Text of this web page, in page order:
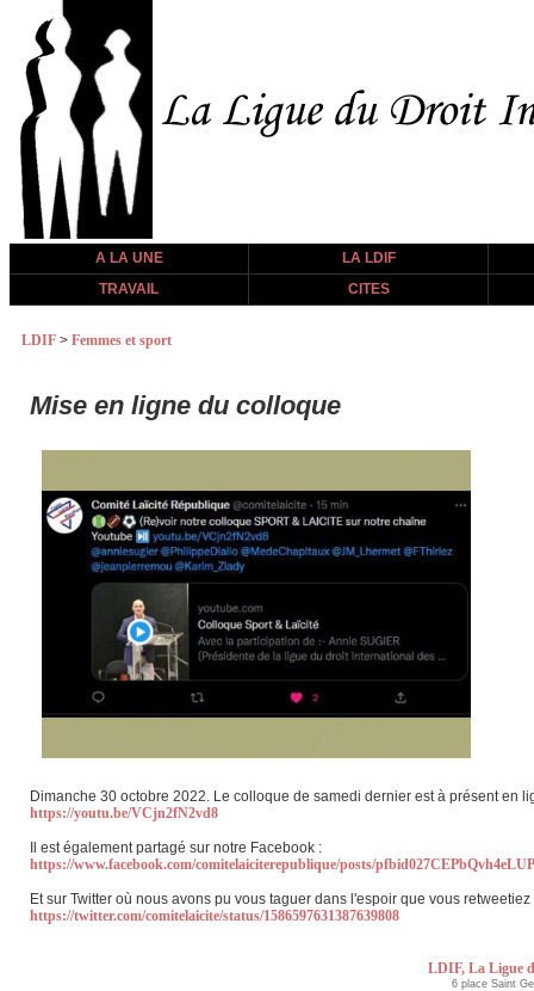
A LA UNE
LA LDIF
TRAVAIL
CITES
LDIF > Femmes et sport
Mise en ligne du colloque
Dimanche 30 octobre 2022. Le colloque de samedi dernier est à présent en
https://youtu.be/VCjn2fN2vd8
Il est également partagé sur notre Facebook :
https://www.facebook.com/comitelaiciterepublique/posts/
Et sur Twitter où nous avons pu vous taguer dans l'espoir que vous retweetiez
https://twitter.com/comitelaicite/status/1586597631387639808
LDIF, La Ligue
6 place Saint